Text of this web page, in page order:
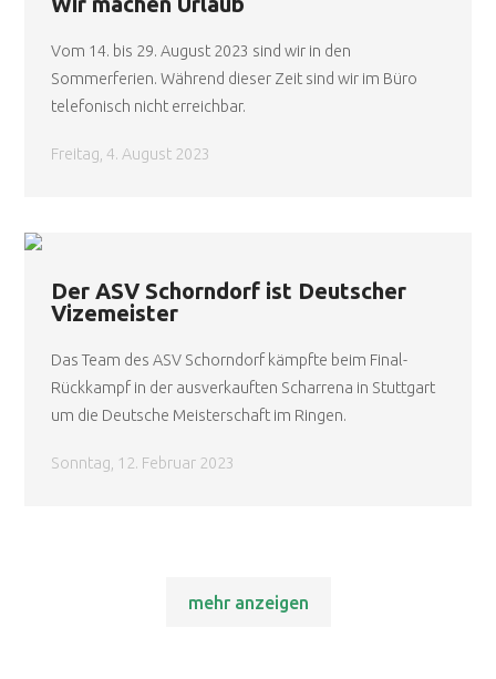
Vom 14. bis 29. August 2023 sind wir in den
Sommerferien. Während dieser Zeit sind wir im Büro
telefonisch nicht erreichbar.
Freitag, 4. August 2023
Der ASV Schorndorf ist Deutscher
Vizemeister
Das Team des ASV Schorndorf kämpfte beim Final-
Rückkampf in der ausverkauften Scharrena in Stuttgart
um die Deutsche Meisterschaft im Ringen.
Sonntag, 12. Februar 2023
mehr anzeigen